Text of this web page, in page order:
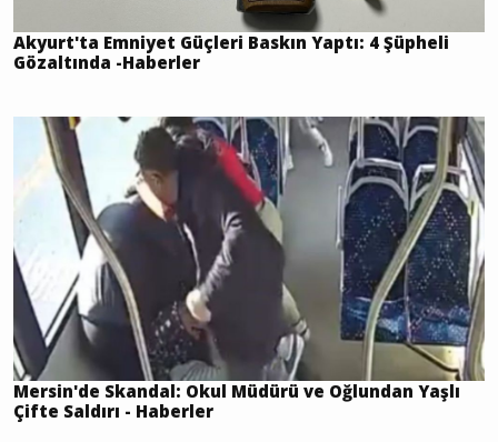
Akyurt'ta Emniyet Güçleri Baskın Yaptı: 4 Şüpheli
Gözaltında -Haberler
Mersin'de Skandal: Okul Müdürü ve Oğlundan Yaşlı
Çifte Saldırı - Haberler